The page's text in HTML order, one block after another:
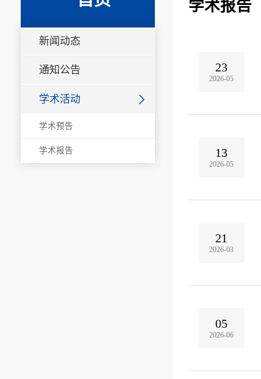
新闻动态
通知公告
学术活动
学术预告
学术报告
学术报告
23
2026-05
13
2026-05
21
2026-03
05
2026-06